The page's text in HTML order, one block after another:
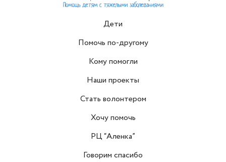
Дети
Помочь по-другому
Кому помогли
Наши проекты
Стать волонтером
Хочу помочь
РЦ “Аленка”
Говорим спасибо